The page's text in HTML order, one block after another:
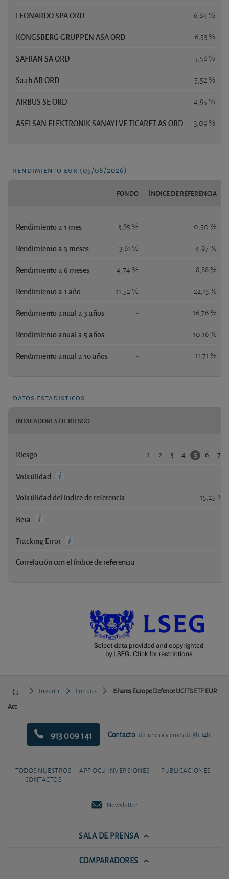
LEONARDO SPA ORD 6,64 %
KONGSBERG GRUPPEN ASA ORD 6,53 %
SAFRAN SA ORD 5,56 %
Saab AB ORD 5,52 %
AIRBUS SE ORD 4,95 %
ASELSAN ELEKTRONIK SANAYI VE TICARET AS ORD 3,09 %
rendimiento eur (05/08/2026)
FONDO ÍNDICE DE REFERENCIA
Rendimiento a 1 mes 3,95 % 0,50 %
Rendimiento a 3 meses 3,61 % 4,97 %
Rendimiento a 6 meses 4,74 % 8,88 %
Rendimiento a 1 año 11,52 % 22,13 %
Rendimiento anual a 3 años - 16,76 %
Rendimiento anual a 5 años - 10,16 %
Rendimiento anual a 10 años - 11,71 %
datos estadísticos
INDICADORES DE RIESGO
Riesgo 1 2 3 4 5 6 7
Volatilidad
Volatilidad del índice de referencia 15,25 %
Beta
Tracking Error
Correlación con el índice de referencia
Invertir Fondos
iShares Europe Defence UCITS ETF EUR
Acc
913 009 141 Contacto de lunes a viernes de 9h-14h
TODOS NUESTROS
CONTACTOS
APP OCU INVERSIONES PUBLICACIONES
Newsletter
SALA DE PRENSA
COMPARADORES